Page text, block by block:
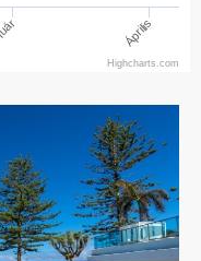
Április
Highcharts.com